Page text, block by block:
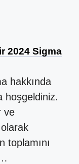
2024 Sigma
hakkında
hoşgeldiniz.
ve
toplamını